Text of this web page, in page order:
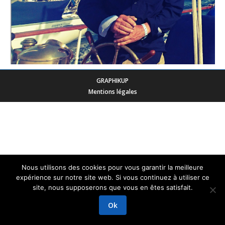
GRAPHIKUP
Mentions légales
Nous utilisons des cookies pour vous garantir la meilleure
expérience sur notre site web. Si vous continuez à utiliser ce
site, nous supposerons que vous en êtes satisfait.
Ok